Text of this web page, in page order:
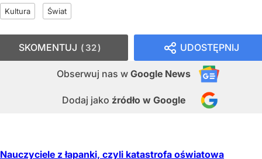
Kultura Świat
UDOSTĘPNIJ
Obserwuj nas w Google News
Dodaj jako źródło w Google
SKOMENTUJ 32
Nauczyciele z łapanki, czyli katastrofa oświatowa